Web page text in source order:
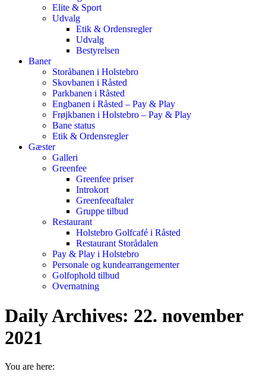
Elite & Sport
Udvalg
Etik & Ordensregler
Udvalg
Bestyrelsen
Baner
Storåbanen i Holstebro
Skovbanen i Råsted
Parkbanen i Råsted
Engbanen i Råsted – Pay & Play
Frøjkbanen i Holstebro – Pay & Play
Bane status
Etik & Ordensregler
Gæster
Galleri
Greenfee
Greenfee priser
Introkort
Greenfeeaftaler
Gruppe tilbud
Restaurant
Holstebro Golfcafé i Råsted
Restaurant Storådalen
Pay & Play i Holstebro
Personale og kundearrangementer
Golfophold tilbud
Overnatning
Daily Archives: 22. november
2021
You are here: